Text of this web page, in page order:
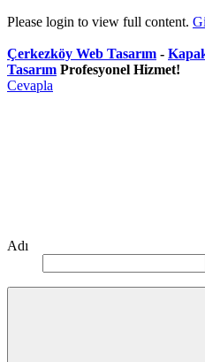
Please login to view full content.
Çerkezköy Web Tasarım -
Tasarım Profesyonel Hizmet!
Cevapla
Adı